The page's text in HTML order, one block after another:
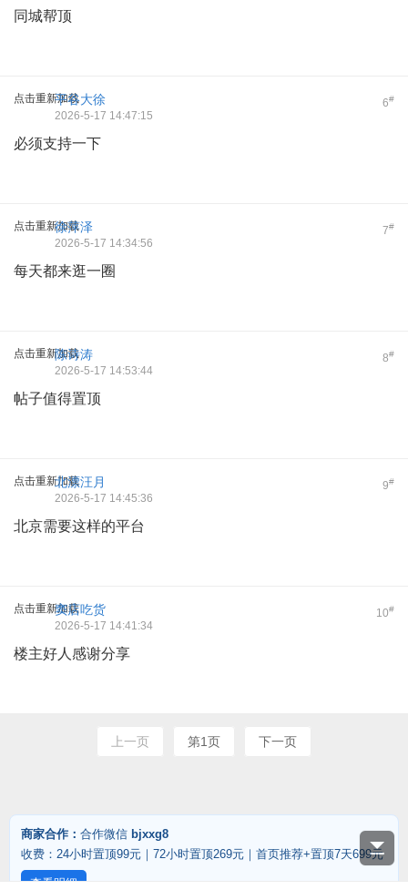
同城帮顶
点击重新加载 6#
平谷大徐
2026-5-17 14:47:15
必须支持一下
点击重新加载 7#
徐萍泽
2026-5-17 14:34:56
每天都来逛一圈
点击重新加载 8#
陈诗涛
2026-5-17 14:53:44
帖子值得置顶
点击重新加载 9#
北漂汪月
2026-5-17 14:45:36
北京需要这样的平台
点击重新加载 10#
窦店吃货
2026-5-17 14:41:34
楼主好人感谢分享
上一页 第1页 下一页
商家合作： 合作微信 bjxxg8
收费：24小时置顶99元｜72小时置顶269元｜首页推荐+置顶7天699元
查看明细